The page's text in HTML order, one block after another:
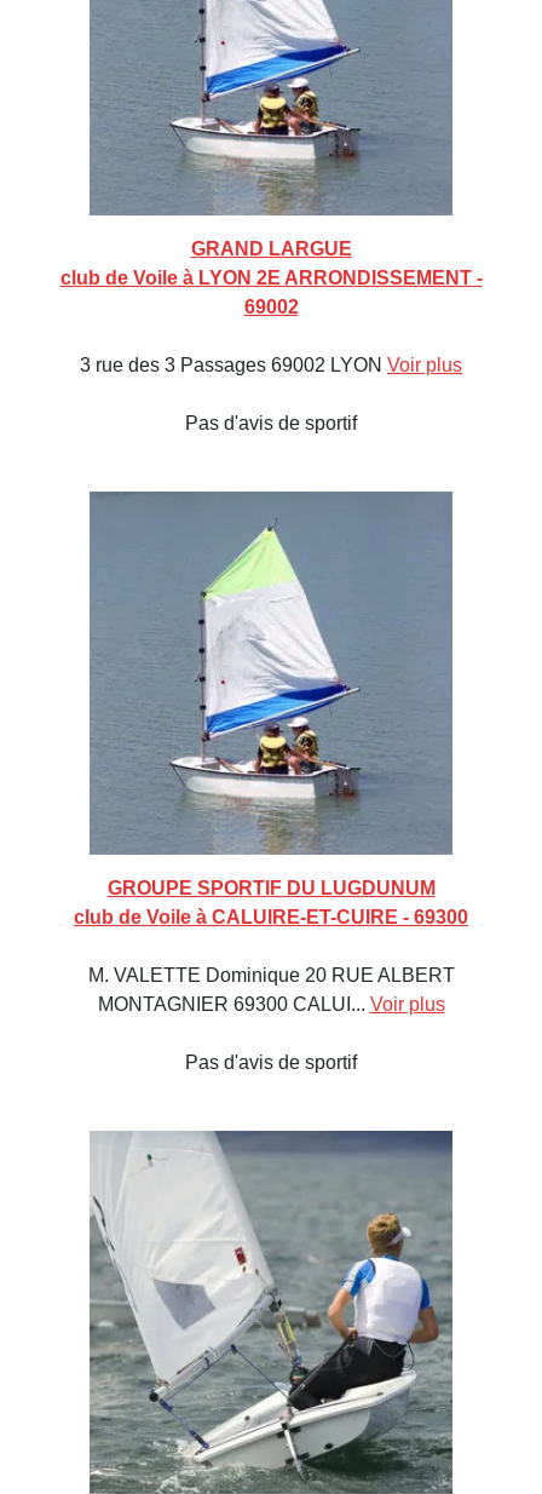
GRAND LARGUE
club de Voile à LYON 2E ARRONDISSEMENT -
69002
3 rue des 3 Passages 69002 LYON Voir plus
Pas d'avis de sportif
GROUPE SPORTIF DU LUGDUNUM
club de Voile à CALUIRE-ET-CUIRE - 69300
M. VALETTE Dominique 20 RUE ALBERT
MONTAGNIER 69300 CALUI... Voir plus
Pas d'avis de sportif